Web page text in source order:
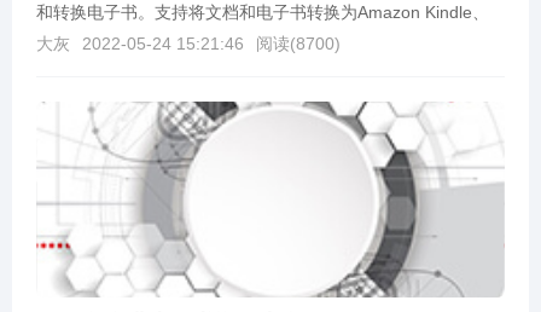
和转换电子书。支持将文档和电子书转换为Amazon Kindle、
EPUB、MOBI等电子书电...
大灰 2022-05-24 15:21:46 阅读(8700)